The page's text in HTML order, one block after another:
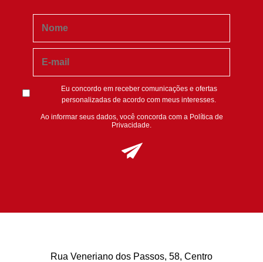
Eu concordo em receber comunicações e ofertas
personalizadas de acordo com meus interesses.
Ao informar seus dados, você concorda com a Política de
Privacidade.
Rua Veneriano dos Passos, 58, Centro